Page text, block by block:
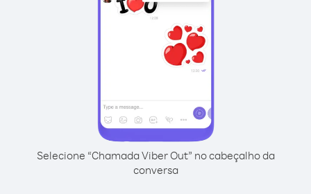
Selecione “Chamada Viber Out” no cabeçalho da
conversa